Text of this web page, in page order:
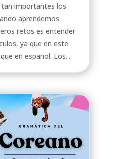
tan importantes los
aprendemos
retos es entender
ya que en este
en español. Los...